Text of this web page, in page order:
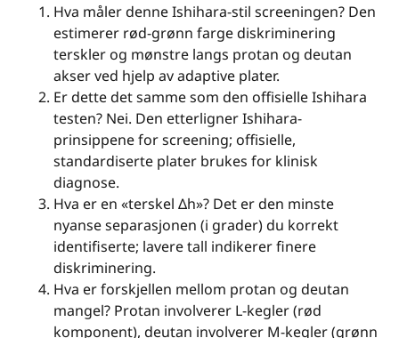
Hva måler denne Ishihara-stil screeningen? Den
estimerer rød-grønn farge diskriminering
terskler og mønstre langs protan og deutan
akser ved hjelp av adaptive plater.
Er dette det samme som den offisielle Ishihara
testen? Nei. Den etterligner Ishihara-
prinsippene for screening; offisielle,
standardiserte plater brukes for klinisk
diagnose.
Hva er en «terskel Δh»? Det er den minste
nyanse separasjonen (i grader) du korrekt
identifiserte; lavere tall indikerer finere
diskriminering.
Hva er forskjellen mellom protan og deutan
mangel? Protan involverer L-kegler (rød
komponent), deutan involverer M-kegler (grønn